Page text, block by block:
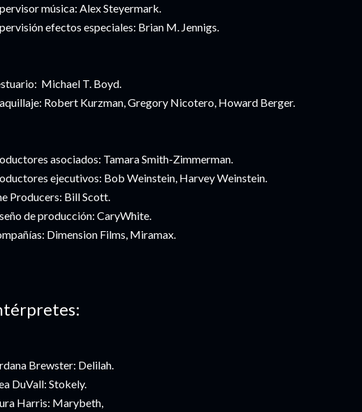
música: Alex Steyermark.
efectos especiales: Brian M. Jennigs.
Michael T. Boyd.
Robert Kurzman, Gregory Nicotero, Howard Berger.
asociados: Tamara Smith-Zimmerman.
ejecutivos: Bob Weinstein, Harvey Weinstein.
Producers: Bill Scott.
de producción: CaryWhite.
Dimension Films, Miramax.
Brewster: Delilah.
DuVall: Stokely.
Harris: Marybeth,